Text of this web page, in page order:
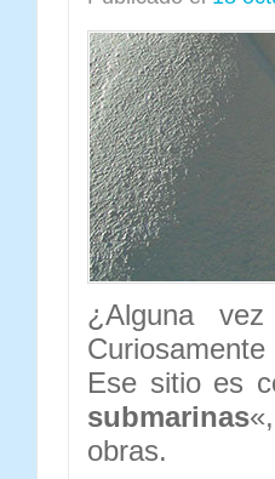
¿Alguna
Ese sitio es
submarinas
obras.